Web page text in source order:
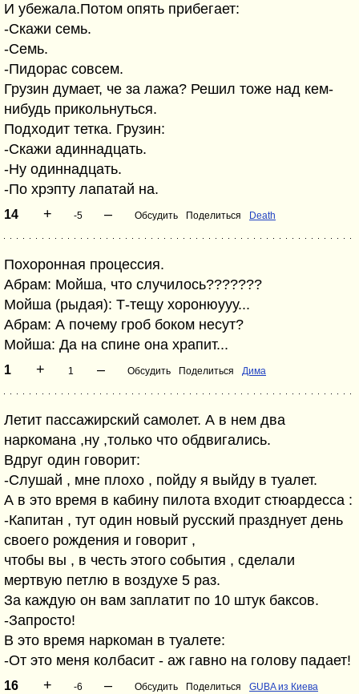
И убежала.Потом опять прибегает:
-Скажи семь.
-Семь.
-Пидорас совсем.
Грузин думает, че за лажа? Решил тоже над кем-
нибудь прикольнуться.
Подходит тетка. Грузин:
-Скажи адиннадцать.
-Ну одиннадцать.
-По хрэпту лапатай на.
14 + -5 – Обсудить Поделиться Death
Похоронная процессия.
Абрам: Мойша, что случилось???????
Мойша (рыдая): Т-тещу хоронюууу...
Абрам: А почему гроб боком несут?
Мойша: Да на спине она храпит...
1 + 1 – Обсудить Поделиться Дима
Летит пассажирский самолет. А в нем два
наркомана ,ну ,только что обдвигались.
Вдруг один говорит:
-Слушай , мне плохо , пойду я выйду в туалет.
А в это время в кабину пилота входит стюардесса :
-Капитан , тут один новый русский празднует день
своего рождения и говорит ,
чтобы вы , в честь этого события , сделали
мертвую петлю в воздухе 5 раз.
За каждую он вам заплатит по 10 штук баксов.
-Запросто!
В это время наркоман в туалете:
-От это меня колбасит - аж гавно на голову падает!
16 + -6 – Обсудить Поделиться GUBA из Киева